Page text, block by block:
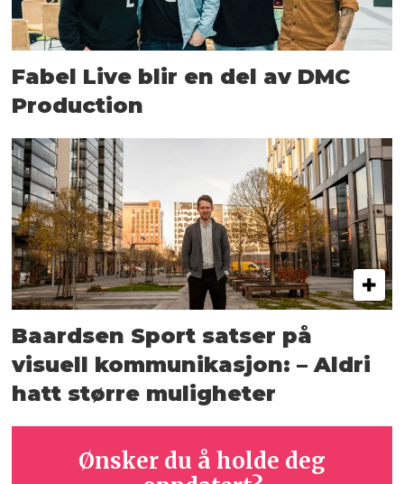
Fabel Live blir en del av DMC
Production
Baardsen Sport satser på
visuell kommunikasjon: – Aldri
hatt større muligheter
Ønsker du å holde deg